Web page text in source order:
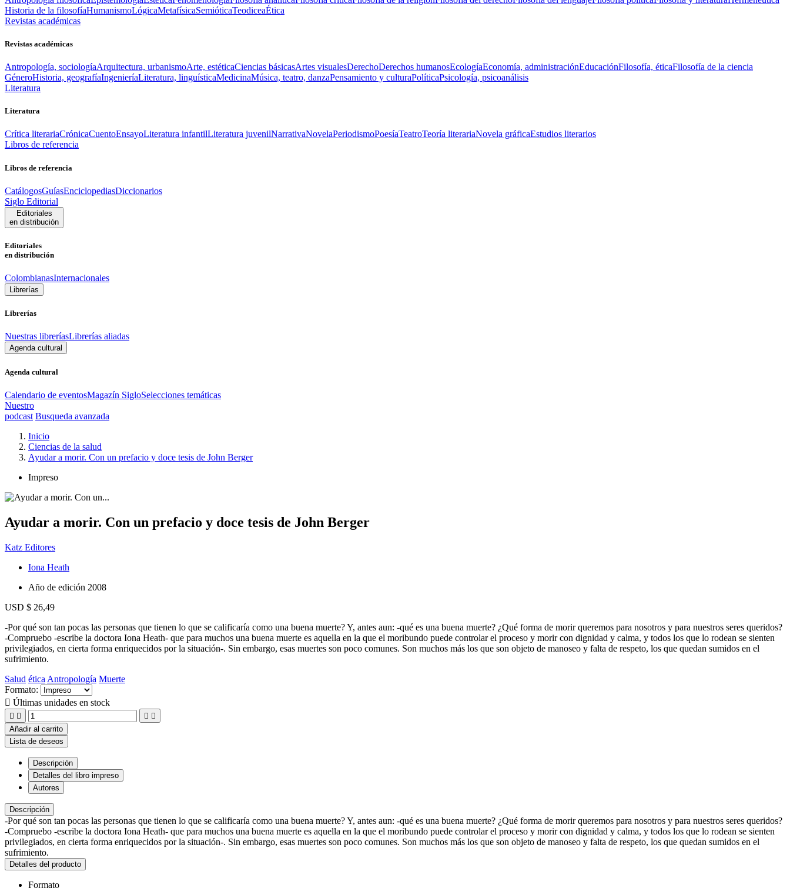
Historia de la filosofíaHumanismoLógicaMetafísicaSemióticaTeodiceaÉtica
Revistas académicas
Revistas académicas
Antropología, sociologíaArquitectura, urbanismoArte, estéticaCiencias básicasArtes visualesDerechoDerechos humanosEcologíaEconomía, administraciónEducaciónFilosofía, éticaFilosofía de la ciencia
GéneroHistoria, geografíaIngenieríaLiteratura, linguísticaMedicinaMúsica, teatro, danzaPensamiento y culturaPolíticaPsicología, psicoanálisis
Literatura
Literatura
Crítica literariaCrónicaCuentoEnsayoLiteratura infantilLiteratura juvenilNarrativaNovelaPeriodismoPoesíaTeatroTeoría literariaNovela gráficaEstudios literarios
Libros de referencia
Libros de referencia
CatálogosGuíasEnciclopediasDiccionarios
Siglo Editorial
Editoriales
en distribución
Editoriales
en distribución
ColombianasInternacionales
Librerías
Librerías
Nuestras libreríasLibrerías aliadas
Agenda cultural
Agenda cultural
Calendario de eventosMagazín SigloSelecciones temáticas
Nuestro
podcast Busqueda avanzada
Inicio
Ciencias de la salud
Ayudar a morir. Con un prefacio y doce tesis de John Berger
Impreso
Ayudar a morir. Con un prefacio y doce tesis de John Berger
Katz Editores
Iona Heath
Año de edición 2008
USD $ 26,49
-Por qué son tan pocas las personas que tienen lo que se calificaría como una buena muerte? Y, antes aun: -qué es una buena muerte? ¿Qué forma de morir queremos para nosotros y para nuestros seres queridos?
-Compruebo -escribe la doctora Iona Heath- que para muchos una buena muerte es aquella en la que el moribundo puede controlar el proceso y morir con dignidad y calma, y todos los que lo rodean se sienten
privilegiados, en cierta forma enriquecidos por la situación-. Sin embargo, esas muertes son poco comunes. Son muchos más los que son objeto de manoseo y falta de respeto, los que quedan sumidos en el
sufrimiento.
Salud ética Antropología Muerte
Formato:
 Últimas unidades en stock
   
Añadir al carrito
Lista de deseos
Descripción
Detalles del libro impreso
Autores
Descripción
-Por qué son tan pocas las personas que tienen lo que se calificaría como una buena muerte? Y, antes aun: -qué es una buena muerte? ¿Qué forma de morir queremos para nosotros y para nuestros seres queridos?
-Compruebo -escribe la doctora Iona Heath- que para muchos una buena muerte es aquella en la que el moribundo puede controlar el proceso y morir con dignidad y calma, y todos los que lo rodean se sienten
privilegiados, en cierta forma enriquecidos por la situación-. Sin embargo, esas muertes son poco comunes. Son muchos más los que son objeto de manoseo y falta de respeto, los que quedan sumidos en el
sufrimiento.
Detalles del producto
Formato